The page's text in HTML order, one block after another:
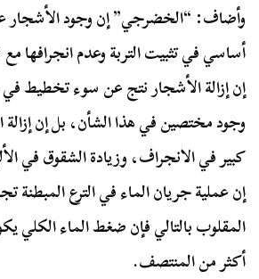
وأضاف: “الخضرجي” إن وجود الأشجار
أساسي في تثبيت التربة وعدم انجرافها
إن إزالة الأشجار نتج عن سوء تخطيط في
وجود مختصين في هذا الشأن، بل إن
كبير في الانجراف، وزيادة الشقوق في
إن عملية جريان الماء في الترع
المقلوب بالتالي فإن ضغط الماء الكلي
أكثر من المنتصف.